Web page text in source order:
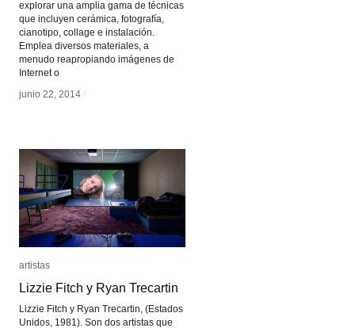
explorar una amplia gama de técnicas
que incluyen cerámica, fotografía,
cianotipo, collage e instalación.
Emplea diversos materiales, a
menudo reapropiando imágenes de
Internet o
junio 22, 2014 /
junio 22, 2014 /
artistas
Lizzie Fitch y Ryan Trecartin
Lizzie Fitch y Ryan Trecartin, (Estados
Unidos, 1981). Son dos artistas que
artistas
Lizzie Fitch y Ryan Trecartin